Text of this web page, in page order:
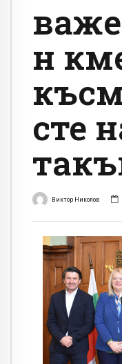
н
сте
Виктор Николов